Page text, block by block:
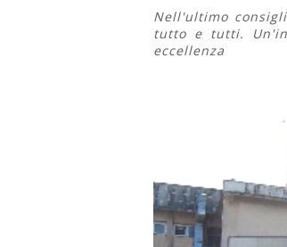
Nell'ultimo
tutto e tutti.
eccellenza